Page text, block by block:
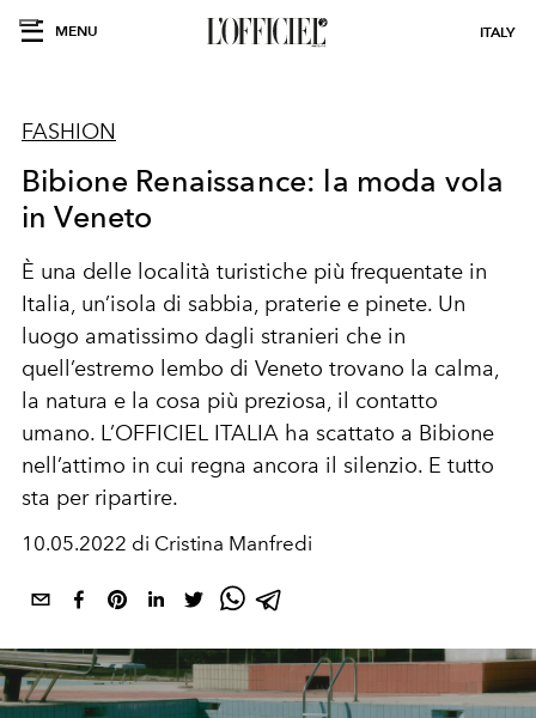
MENU ITALY
FASHION
Bibione Renaissance: la moda vola
in Veneto
È una delle località turistiche più frequentate in
Italia, un’isola di sabbia, praterie e pinete. Un
luogo amatissimo dagli stranieri che in
quell’estremo lembo di Veneto trovano la calma,
la natura e la cosa più preziosa, il contatto
umano. L’OFFICIEL ITALIA ha scattato a Bibione
nell’attimo in cui regna ancora il silenzio. E tutto
sta per ripartire.
10.05.2022 di Cristina Manfredi